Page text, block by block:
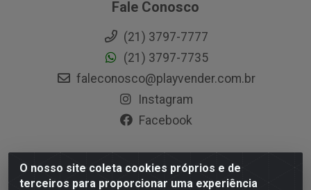
O nosso site coleta cookies próprios e de
terceiros para proporcionar uma experiência
Fale Conosco
(21) 3797-7777
(21) 3797-7735
faleconosco@playvender.com.br
Instagram
Facebook
Playvender Distribuidora - Avenida Ana Dantas, 183-